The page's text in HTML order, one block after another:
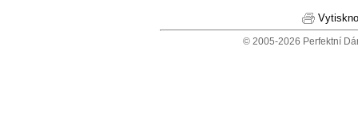
© 2005-2026 Perfektní